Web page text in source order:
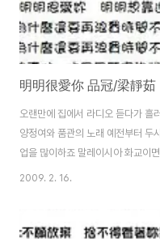
明明很愛你 品冠/梁靜茹
오랜만에 집에서 라디오 듣다가
양정여와 품관의 노래 예전부터 두
업을 많이하죠 말레이시아 화교이
히 담강대학 유학시절 딴쑤이 위런
내용입니다. 진심으로 사랑을 하는
2009. 2. 16.